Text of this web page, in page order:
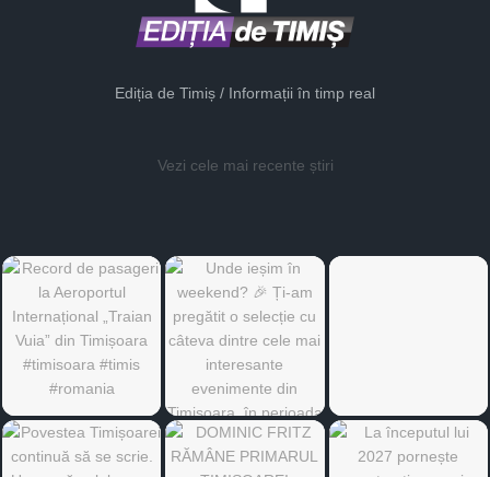
Ediția de Timiș / Informații în timp real
Vezi cele mai recente știri